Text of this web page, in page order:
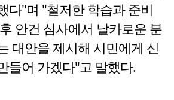
다"며 "철저한 학습과 준비
안건 심사에서 날카로운 분
대안을 제시해 시민에게 신
들어 가겠다"고 말했다.